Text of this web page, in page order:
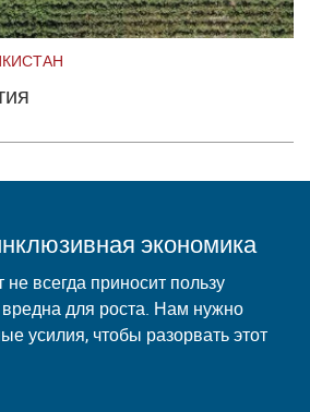
экономика
всегда приносит пользу
для роста. Нам нужно
усилия, чтобы разорвать этот